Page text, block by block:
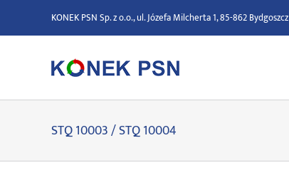
zawartości
KONEK PSN Sp. z o.o., ul. Józefa Milcherta 1, 85-862 Bydgoszcz
STQ 10003 / STQ 10004